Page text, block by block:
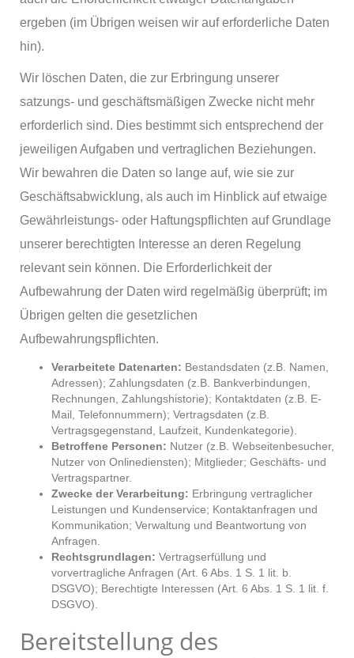
ergeben (im Übrigen weisen wir auf erforderliche Daten
hin).
Wir löschen Daten, die zur Erbringung unserer
satzungs- und geschäftsmäßigen Zwecke nicht mehr
erforderlich sind. Dies bestimmt sich entsprechend der
jeweiligen Aufgaben und vertraglichen Beziehungen.
Wir bewahren die Daten so lange auf, wie sie zur
Geschäftsabwicklung, als auch im Hinblick auf etwaige
Gewährleistungs- oder Haftungspflichten auf Grundlage
unserer berechtigten Interesse an deren Regelung
relevant sein können. Die Erforderlichkeit der
Aufbewahrung der Daten wird regelmäßig überprüft; im
Übrigen gelten die gesetzlichen
Aufbewahrungspflichten.
Verarbeitete Datenarten: Bestandsdaten (z.B. Namen,
Adressen); Zahlungsdaten (z.B. Bankverbindungen,
Rechnungen, Zahlungshistorie); Kontaktdaten (z.B. E-
Mail, Telefonnummern); Vertragsdaten (z.B.
Vertragsgegenstand, Laufzeit, Kundenkategorie).
Betroffene Personen: Nutzer (z.B. Webseitenbesucher,
Nutzer von Onlinediensten); Mitglieder; Geschäfts- und
Vertragspartner.
Zwecke der Verarbeitung: Erbringung vertraglicher
Leistungen und Kundenservice; Kontaktanfragen und
Kommunikation; Verwaltung und Beantwortung von
Anfragen.
Rechtsgrundlagen: Vertragserfüllung und
vorvertragliche Anfragen (Art. 6 Abs. 1 S. 1 lit. b.
DSGVO); Berechtigte Interessen (Art. 6 Abs. 1 S. 1 lit. f.
DSGVO).
Bereitstellung des